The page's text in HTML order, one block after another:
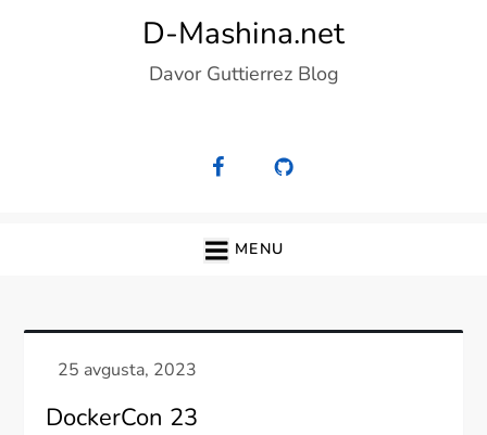
D-Mashina.net
Davor Guttierrez Blog
MENU
DockerCon 23